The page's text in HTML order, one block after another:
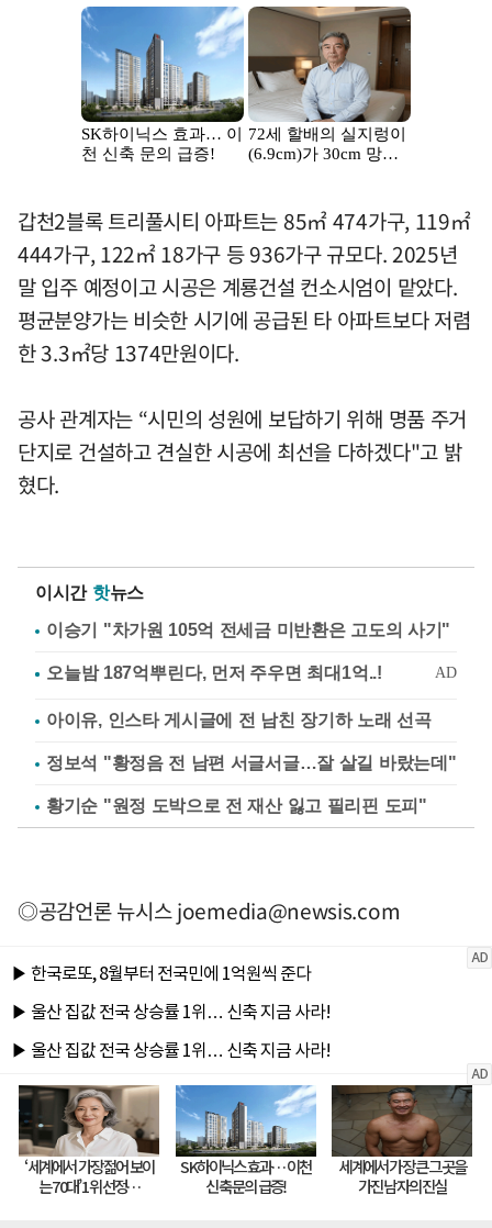
갑천2블록 트리풀시티 아파트는 85㎡ 474가구, 119㎡
444가구, 122㎡ 18가구 등 936가구 규모다. 2025년
말 입주 예정이고 시공은 계룡건설 컨소시엄이 맡았다.
평균분양가는 비슷한 시기에 공급된 타 아파트보다 저렴
한 3.3㎡당 1374만원이다.
공사 관계자는 “시민의 성원에 보답하기 위해 명품 주거
단지로 건설하고 견실한 시공에 최선을 다하겠다"고 밝
혔다.
이시간 핫뉴스
이승기 "차가원 105억 전세금 미반환은 고도의 사기"
아이유, 인스타 게시글에 전 남친 장기하 노래 선곡
정보석 "황정음 전 남편 서글서글…잘 살길 바랐는데"
황기순 "원정 도박으로 전 재산 잃고 필리핀 도피"
◎공감언론 뉴시스joemedia@newsis.com